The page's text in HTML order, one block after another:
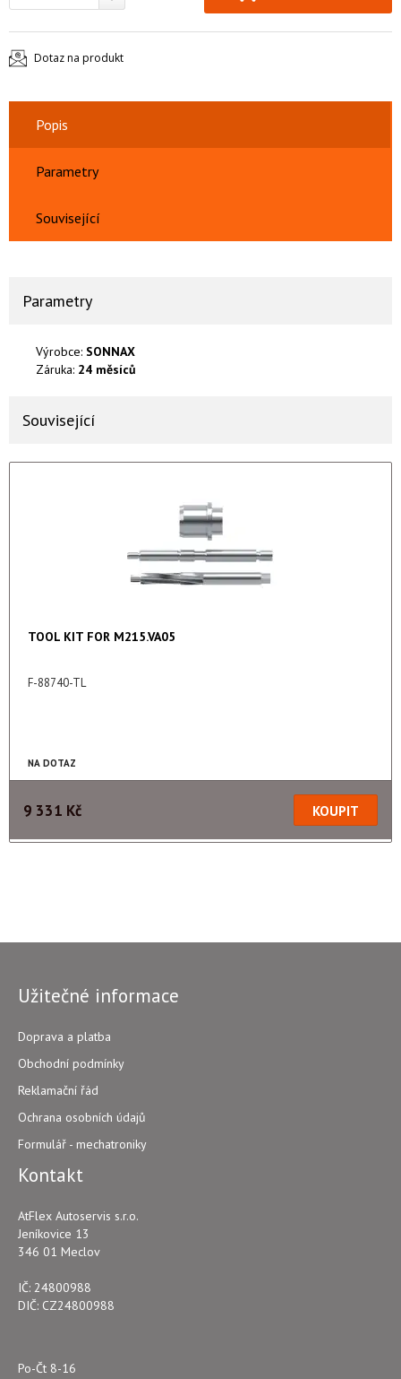
Dotaz na produkt
Popis
Parametry
Související
Parametry
Výrobce: SONNAX
Záruka: 24 měsíců
Související
TOOL KIT FOR M215.VA05
F-88740-TL
NA DOTAZ
9 331 Kč
Užitečné informace
Doprava a platba
Obchodní podmínky
Reklamační řád
Ochrana osobních údajů
Formulář - mechatroniky
Kontakt
AtFlex Autoservis s.r.o.
Jeníkovice 13
346 01 Meclov
IČ: 24800988
DIČ: CZ24800988
Po-Čt 8-16